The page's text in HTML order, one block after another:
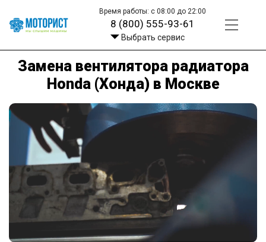
Время работы: с 08:00 до 22:00
8 (800) 555-93-61
Выбрать сервис
Замена вентилятора радиатора
Honda (Хонда) в Москве